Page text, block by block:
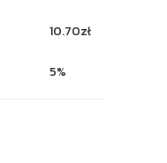
10.70zł
5%